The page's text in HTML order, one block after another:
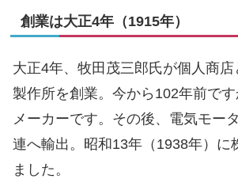
創業は大正4年（1915年）
大正4年、牧田茂三郎氏が個人商
製作所を創業。今から102年前で
メーカーです。その後、電気モー
連へ輸出。昭和13年（1938年）に
ました。